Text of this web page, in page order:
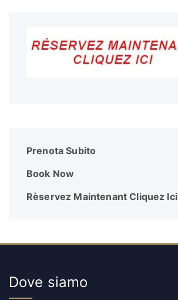
Prenota Subito
Book Now
Rèservez Maintenant Cliquez Ici
Dove siamo